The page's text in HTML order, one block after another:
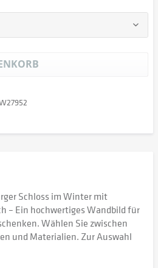
Schloss im Winter mit
– Ein hochwertiges Wandbild für
Wählen Sie zwischen
und Materialien. Zur Auswahl